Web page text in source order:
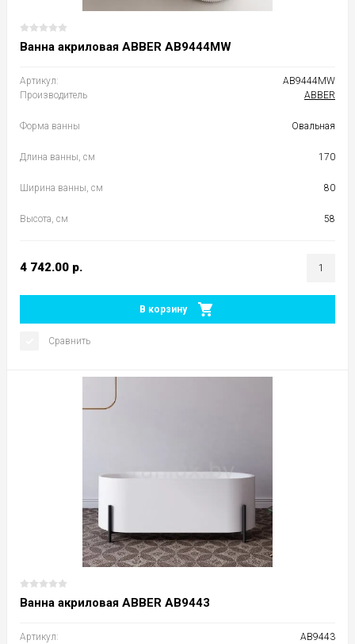
Ванна акриловая ABBER AB9444MW
Артикул:
AB9444MW
Производитель
ABBER
Форма ванны Овальная
Длина ванны, см 170
Ширина ванны, см 80
Высота, см 58
4 742.00 р.
В корзину
Сравнить
Ванна акриловая ABBER AB9443
Артикул:
AB9443